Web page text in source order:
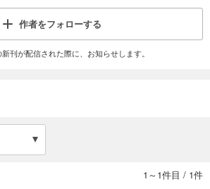
作者をフォローする
刊が配信された際に、お知らせします。
1～1件目 / 1件